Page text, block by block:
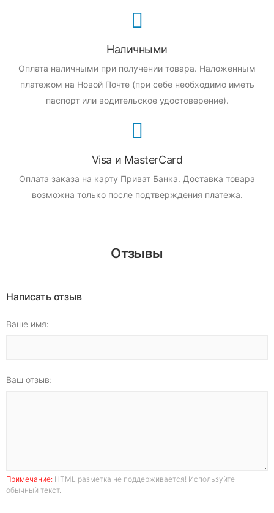
Наличными
Оплата наличными при получении товара. Наложенным
платежом на Новой Почте (при себе необходимо иметь
паспорт или водительское удостоверение).
Visa и MasterCard
Оплата заказа на карту Приват Банка. Доставка товара
возможна только после подтверждения платежа.
Отзывы
Написать отзыв
Ваше имя:
Ваш отзыв:
Примечание: HTML разметка не поддерживается! Используйте
обычный текст.